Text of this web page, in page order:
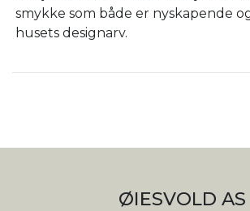
smykke som både er nyskapende
husets designarv.
ØIESVOLD AS